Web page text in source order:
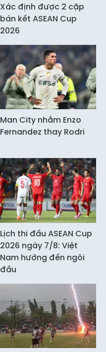
Xác định được 2 cặp
bán kết ASEAN Cup
2026
Man City nhắm Enzo
Fernandez thay Rodri
Lịch thi đấu ASEAN Cup
2026 ngày 7/8: Việt
Nam hướng đến ngôi
đầu